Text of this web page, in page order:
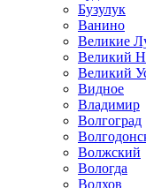
Бузулук
Ванино
Великие
Великий
Великий
Видное
Владимир
Волгоград
Волжский
Вологда
Волхов